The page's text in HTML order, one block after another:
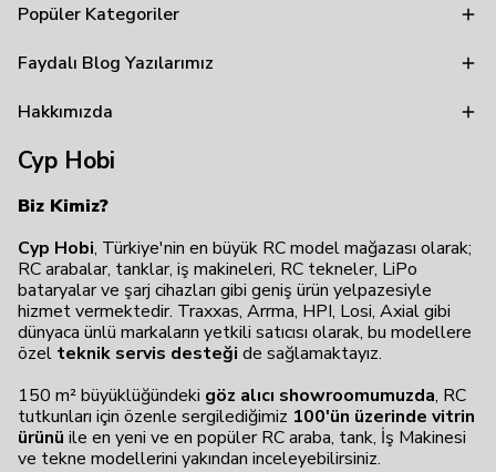
Popüler Kategoriler
Faydalı Blog Yazılarımız
Hakkımızda
Cyp Hobi
Biz Kimiz?
Cyp Hobi, Türkiye'nin en büyük RC model mağazası olarak;
RC arabalar, tanklar, iş makineleri, RC tekneler, LiPo
bataryalar ve şarj cihazları gibi geniş ürün yelpazesiyle
hizmet vermektedir. Traxxas, Arrma, HPI, Losi, Axial gibi
dünyaca ünlü markaların yetkili satıcısı olarak, bu modellere
özel teknik servis desteği de sağlamaktayız.
150 m² büyüklüğündeki göz alıcı showroomumuzda, RC
tutkunları için özenle sergilediğimiz 100'ün üzerinde vitrin
ürünü ile en yeni ve en popüler RC araba, tank, İş Makinesi
ve tekne modellerini yakından inceleyebilirsiniz.